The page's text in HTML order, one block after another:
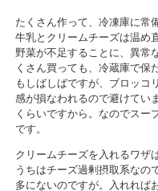
たくさん作って、冷凍庫に常
牛乳とクリームチーズは温め
野菜が不足することに、異常
くさん買っても、冷蔵庫で保
もしばしばですが、ブロッコ
感が損なわれるので避けてい
くらいですから。なのでスー
です。
クリームチーズを入れるワザ
うちはチーズ過剰摂取系なの
多にないのですが。入れれば